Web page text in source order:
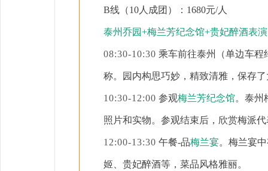
B线（10人成团）：1680元/人
泰州乔园+梅兰芳纪念馆+贵妃醉酒表
08:30-10:30 乘车前往泰州（单边车程
称。园内构思巧妙，精致清雅，保存
10:30-12:00 参观梅兰芳纪念馆。泰州
照片和实物。参观结束后，欣赏梅派
12:00-13:30 午餐-品梅兰宴。 梅兰宴
姬、贵妃醉酒等，菜品风格雅丽。